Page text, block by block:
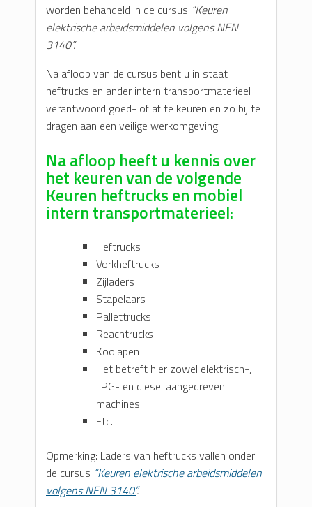
worden behandeld in de cursus “Keuren
elektrische arbeidsmiddelen volgens NEN
3140”.
Na afloop van de cursus bent u in staat
heftrucks en ander intern transportmaterieel
verantwoord goed- of af te keuren en zo bij te
dragen aan een veilige werkomgeving.
Na afloop heeft u kennis over
het keuren van de volgende
Keuren heftrucks en mobiel
intern transportmaterieel:
Heftrucks
Vorkheftrucks
Zijladers
Stapelaars
Pallettrucks
Reachtrucks
Kooiapen
Het betreft hier zowel elektrisch-,
LPG- en diesel aangedreven
machines
Etc.
Opmerking: Laders van heftrucks vallen onder
de cursus “Keuren elektrische arbeidsmiddelen
volgens NEN 3140”.